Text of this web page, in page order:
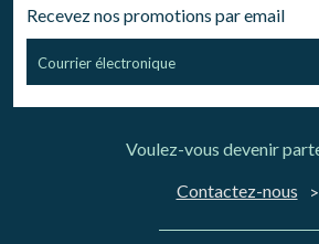
Recevez nos promotions par email
Voulez-vous devenir
Contactez-nous